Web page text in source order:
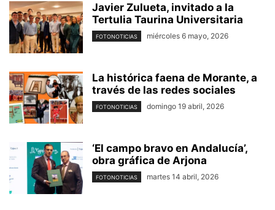
Javier Zulueta, invitado a la
Tertulia Taurina Universitaria
FOTONOTICIAS miércoles 6 mayo, 2026
La histórica faena de Morante, a
través de las redes sociales
FOTONOTICIAS domingo 19 abril, 2026
‘El campo bravo en Andalucía’,
obra gráfica de Arjona
FOTONOTICIAS martes 14 abril, 2026